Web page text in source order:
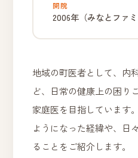
開院
2006年（みなとファ
地域の町医者として、内
ど、日常の健康上の困り
家庭医を目指しています
ようになった経緯や、日
ることをご紹介します。